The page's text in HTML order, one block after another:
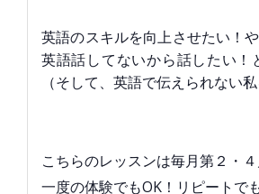
英語のスキルを向上させたい！
英語話してないから話したい
（そして、英語で伝えられない
こちらのレッスンは毎月第２・４
一度の体験でもOK！リピートで